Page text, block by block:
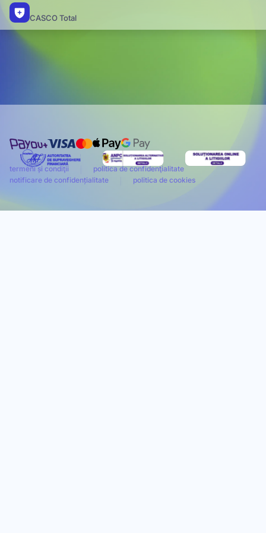
CASCO Total
termeni și condiţii
politica de confidenţialitate
notificare de confidențialitate
politica de cookies